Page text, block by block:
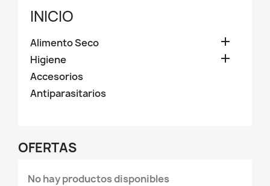
INICIO
Alimento Seco 
Higiene 
Accesorios
Antiparasitarios
OFERTAS
No hay productos disponibles